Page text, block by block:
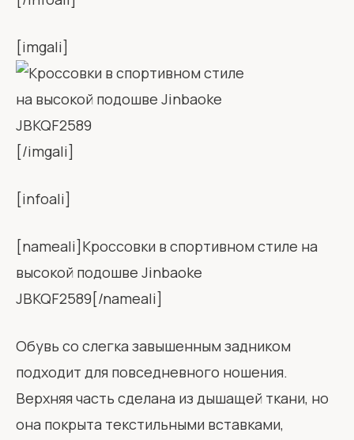
[imgali]
[/imgali]
[infoali]
[nameali]Кроссовки в спортивном стиле на
высокой подошве Jinbaoke
JBKQF2589[/nameali]
Обувь со слегка завышенным задником
подходит для повседневного ношения.
Верхняя часть сделана из дышащей ткани, но
она покрыта текстильными вставками,